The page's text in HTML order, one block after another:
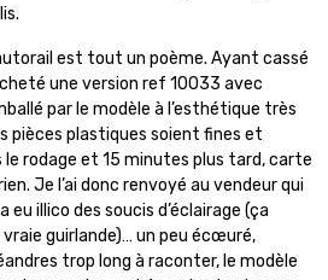
est tout un poème. Ayant cassé
une version ref 10033 avec
par le modèle à l’esthétique très
pièces plastiques soient fines et
le rodage et 15 minutes plus tard, carte
Je l’ai donc renvoyé au vendeur qui
eu illico des soucis d’éclairage (ça
guirlande)… un peu écœuré,
trop long à raconter, le modèle